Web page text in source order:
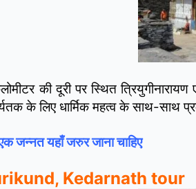
की दूरी पर स्थित
के लिए धार्मिक महत्व के साथ-साथ
जन्नत यहाँ जरुर जाना चाहिए
Kedarnath tour